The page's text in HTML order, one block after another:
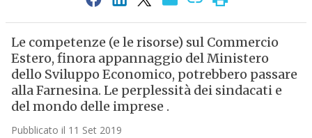
Le competenze (e le risorse) sul Commercio
Estero, finora appannaggio del Ministero
dello Sviluppo Economico, potrebbero passare
alla Farnesina. Le perplessità dei sindacati e
del mondo delle imprese .
Pubblicato il 11 Set 2019